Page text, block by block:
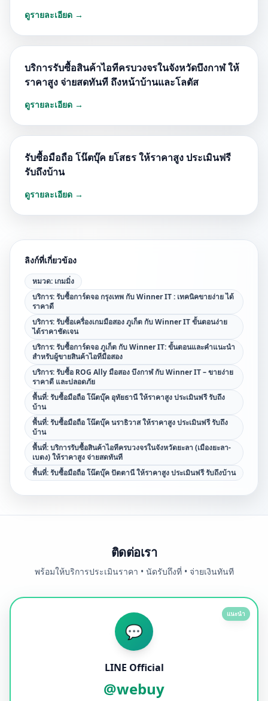
ดูรายละเอียด →
บริการรับซื้อสินค้าไอทีครบวงจรในจังหวัดบึงกาฬ ให้
ราคาสูง จ่ายสดทันที ถึงหน้าบ้านและโลตัส
ดูรายละเอียด →
รับซื้อมือถือ โน๊ตบุ๊ค ยโสธร ให้ราคาสูง ประเมินฟรี
รับถึงบ้าน
ดูรายละเอียด →
ลิงก์ที่เกี่ยวข้อง
หมวด: เกมมิ่ง
บริการ:รับซื้อการ์ดจอ กรุงเทพ กับ Winner IT : เทคนิคขายง่าย ได้
ราคาดี
บริการ:รับซื้อเครื่องเกมมือสอง ภูเก็ต กับ Winner IT ขั้นตอนง่าย
ได้ราคาชัดเจน
บริการ:รับซื้อการ์ดจอ ภูเก็ต กับ Winner IT: ขั้นตอนและคำแนะนำ
สำหรับผู้ขายสินค้าไอทีมือสอง
บริการ:รับซื้อ ROG Ally มือสอง บึงกาฬ กับ Winner IT – ขายง่าย
ราคาดี และปลอดภัย
พื้นที่:รับซื้อมือถือ โน๊ตบุ๊ค อุทัยธานี ให้ราคาสูง ประเมินฟรี รับถึง
บ้าน
พื้นที่:รับซื้อมือถือ โน๊ตบุ๊ค นราธิวาส ให้ราคาสูง ประเมินฟรี รับถึง
บ้าน
พื้นที่:บริการรับซื้อสินค้าไอทีครบวงจรในจังหวัดยะลา (เมืองยะลา-
เบตง) ให้ราคาสูง จ่ายสดทันที
พื้นที่:รับซื้อมือถือ โน๊ตบุ๊ค ปัตตานี ให้ราคาสูง ประเมินฟรี รับถึงบ้าน
ติดต่อเรา
พร้อมให้บริการประเมินราคา • นัดรับถึงที่ • จ่ายเงินทันที
แนะนำ
💬
LINE Official
@webuy